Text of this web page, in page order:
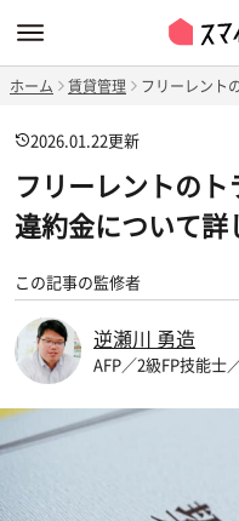
ホーム 賃貸管理 フリーレント
2026.01.22更新
フリーレントのト
違約金について詳
この記事の監修者
逆瀬川 勇造
AFP／2級FP技能士